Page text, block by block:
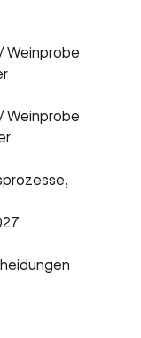
Weinprobe
Weinprobe